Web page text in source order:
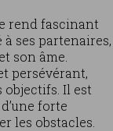
rend fascinant
ses partenaires,
son âme.
persévérant,
Il est
forte
les obstacles.